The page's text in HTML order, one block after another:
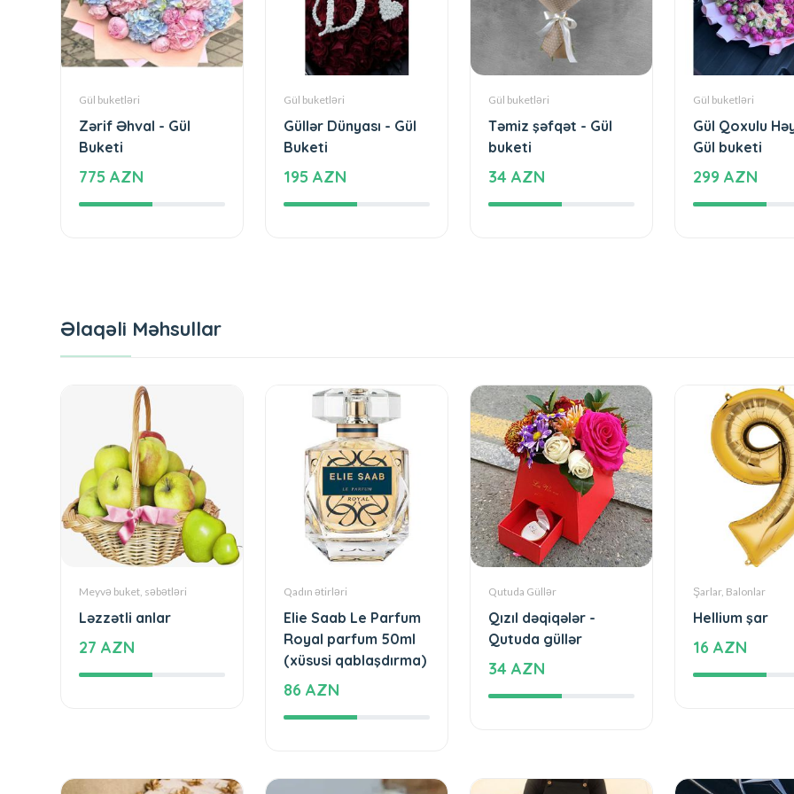
Gül buketləri
Zərif Əhval - Gül
Buketi
775 AZN
Gül buketləri
Güllər Dünyası - Gül
Buketi
195 AZN
Gül buketləri
Təmiz şəfqət - Gül
buketi
34 AZN
Gül buketləri
Gül Qoxulu
Gül buketi
299 AZN
Əlaqəli Məhsullar
Meyvə buket, səbətləri
Ləzzətli anlar
27 AZN
Qadın ətirləri
Elie Saab Le Parfum
Royal parfum 50ml
(xüsusi qablaşdırma)
86 AZN
Qutuda Güllər
Qızıl dəqiqələr -
Qutuda güllər
34 AZN
Şarlar, Balonlar
Hellium şar
16 AZN